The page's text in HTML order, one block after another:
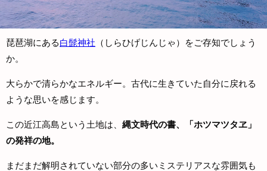
琵琶湖にある 白髭神社 （しらひげじんじゃ）をご存知でしょう
か。
大らかで清らかなエネルギー。古代に生きていた自分に戻れる
ような思いを感じます。
この近江高島という土地は、 縄文時代の書、「ホツマツタヱ」
の発祥の地。
まだまだ解明されていない部分の多いミステリアスな雰囲気も